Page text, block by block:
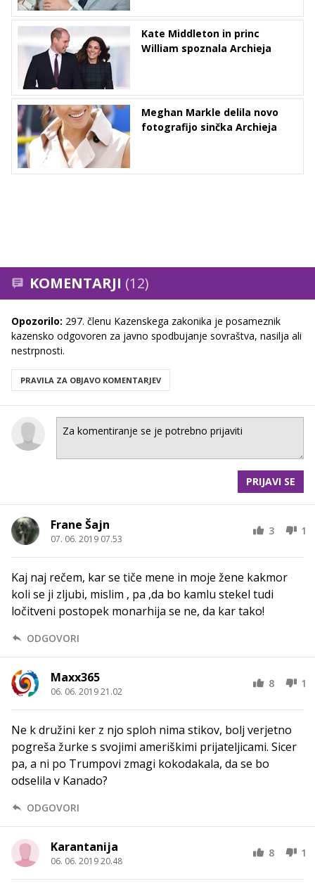
Kate Middleton in princ
William spoznala Archieja
Meghan Markle delila novo
fotografijo sinčka Archieja
KOMENTARJI (12)
Opozorilo: 297. členu Kazenskega zakonika je posameznik
kazensko odgovoren za javno spodbujanje sovraštva, nasilja ali
nestrpnosti.
PRAVILA ZA OBJAVO KOMENTARJEV
PRIJAVI SE
Frane Šajn
07. 06. 2019 07.53
3 1
Kaj naj rečem, kar se tiče mene in moje žene kakmor
koli se ji zljubi, mislim , pa ,da bo kamlu stekel tudi
ločitveni postopek monarhija se ne, da kar tako!
ODGOVORI
Maxx365
06. 06. 2019 21.02
8 1
Ne k družini ker z njo sploh nima stikov, bolj verjetno
pogreša žurke s svojimi ameriškimi prijateljicami. Sicer
pa, a ni po Trumpovi zmagi kokodakala, da se bo
odselila v Kanado?
ODGOVORI
Karantanija
06. 06. 2019 20.48
8 1